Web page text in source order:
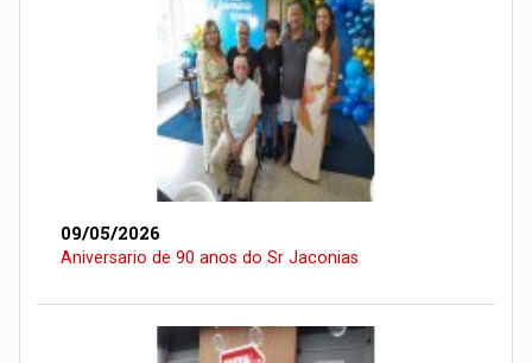
09/05/2026
Aniversario de 90 anos do Sr Jaconias